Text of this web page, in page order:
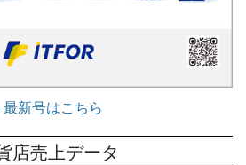
最新号はこちら
店売上データ